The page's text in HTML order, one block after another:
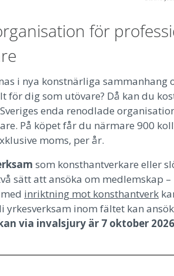
för
i nya konstnärliga sammanhang
dig som utövare? Då kan du
enda renodlade
På köpet får du närmare 900
moms, per år.
som konsthantverkare eller
sätt att ansöka om medlemskap –
inriktning mot konsthantverk
inom fältet kan
via invalsjury är 7 oktober